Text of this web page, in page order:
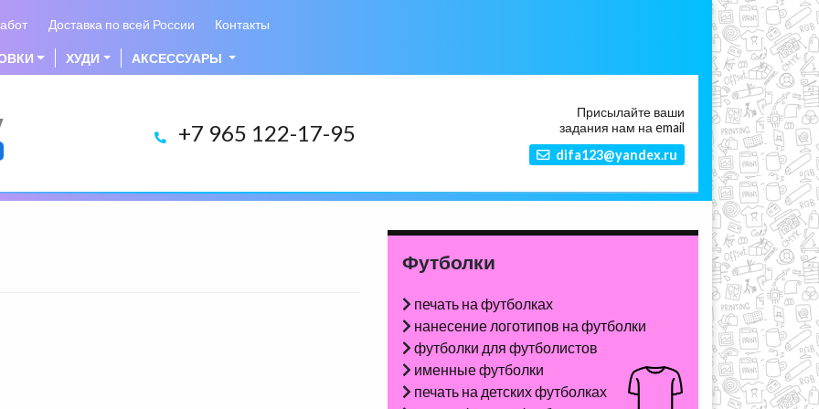
Доставка по всей России Контакты
ХУДИ АКСЕССУАРЫ
+7 965 122-17-95
Присылайте ваши
задания нам на email
difa123@yandex.ru
Футболки
печать на футболках
нанесение логотипов на футболки
футболки для футболистов
именные футболки
печать на детских футболках